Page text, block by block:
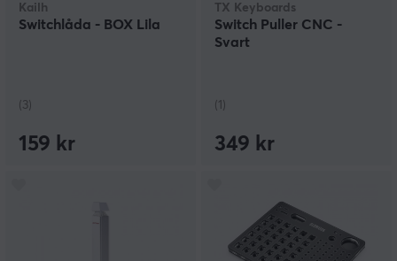
Kailh
Switchlåda - BOX Lila
(3)
159 kr
TX Keyboards
Switch Puller CNC -
Svart
(1)
349 kr